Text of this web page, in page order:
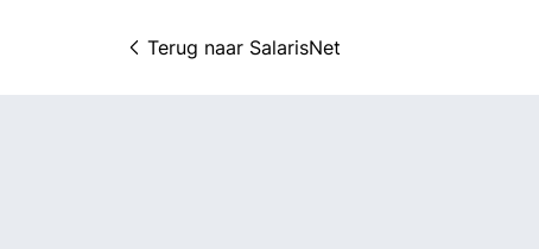
Terug naar SalarisNet